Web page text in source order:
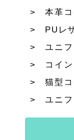
本革
PUレ
ユニ
コイ
猫型
ユニ